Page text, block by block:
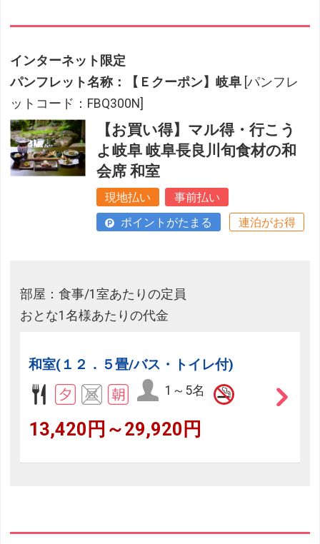
インターネット限定
パンフレット名称：【Ｅクーポン】岐阜 [パンフレ
ットコード：FBQ300N]
【お買い得】マル得・行こう
よ岐阜 岐阜長良川旬食材の和
会席 和室
現地払い
事前払い
ポイントがたまる
連泊がお得
部屋：食事/1室あたりの定員
おとな1名様あたりの代金
和室(１２．５畳/バス・トイレ付)
1～5名
13,420円～29,920円